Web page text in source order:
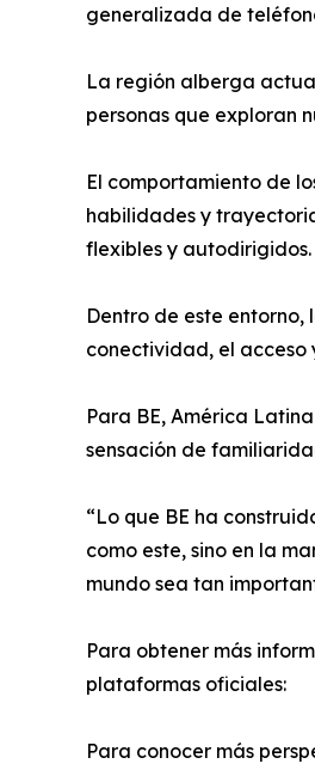
generalizada de
La región alberga
personas que exploran
El comportamiento de
habilidades y
flexibles y autodirigidos.
Dentro de este
conectividad, el
Para BE, América
sensación de
“Lo que BE ha
como este, sino en la
mundo sea tan
Para obtener más
plataformas oficiales:
Para conocer más